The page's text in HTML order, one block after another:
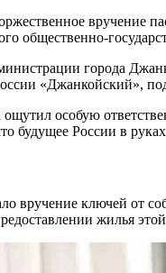
города
«Джанкойский»,
особую
будущее России в
вручение ключей от
жилья